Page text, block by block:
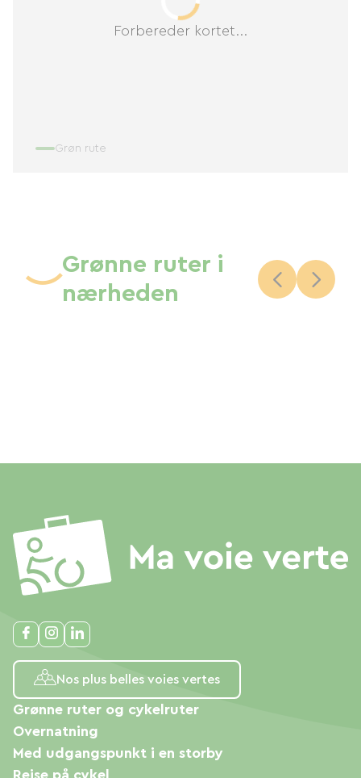
Forbereder kortet...
Grøn rute
Grønne ruter i
nærheden
Nos plus belles voies vertes
Grønne ruter og cykelruter
Overnatning
Med udgangspunkt i en storby
Rejse på cykel